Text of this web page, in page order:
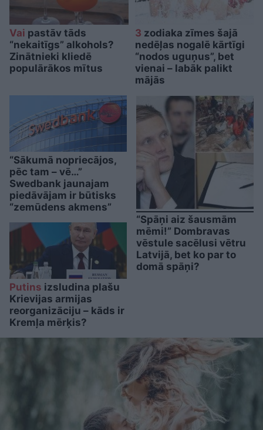
Vai pastāv tāds
“nekaitīgs” alkohols?
Zinātnieki kliedē
populārākos mītus
3 zodiaka zīmes šajā
nedēļas nogalē kārtīgi
“nodos uguņus”, bet
vienai – labāk palikt
mājās
“Sākumā nopriecājos,
pēc tam – vē…”
Swedbank jaunajam
piedāvājam ir būtisks
“zemūdens akmens”
Putins izsludina plašu
Krievijas armijas
reorganizāciju – kāds ir
Kremļa mērķis?
“Spāņi aiz šausmām
mēmi!” Dombravas
vēstule sacēlusi vētru
Latvijā, bet ko par to
domā spāņi?